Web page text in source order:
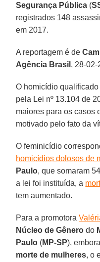
Segurança Pública (
registrados 148
em 2017.
A reportagem é de
Agência Brasil , 28-02-
O homicídio
pela Lei nº 13.104 de
maiores para os casos
motivado pelo fato da
O feminicídio
homicídios dolosos de
Paulo, que somaram
a lei foi instituída, a
tem aumentado.
Para a promotora
Núcleo de Gênero do
Paulo (MP-SP),
morte de mulheres, o